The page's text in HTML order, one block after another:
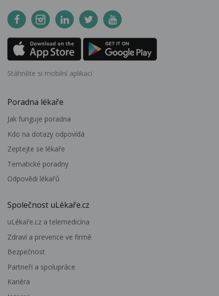
Stáhněte si mobilní aplikaci
Poradna lékaře
Jak funguje poradna
Kdo na dotazy odpovídá
Zeptejte se lékaře
Tematické poradny
Odpovědi lékařů
Společnost uLékaře.cz
uLékaře.cz a telemedicína
Zdraví a prevence ve firmě
Bezpečnost
Partneři a spolupráce
Kariéra